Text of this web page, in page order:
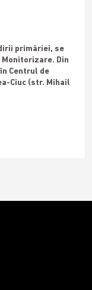
primăriei, se
Din
Centrul de
Ciuc (str. Mihail